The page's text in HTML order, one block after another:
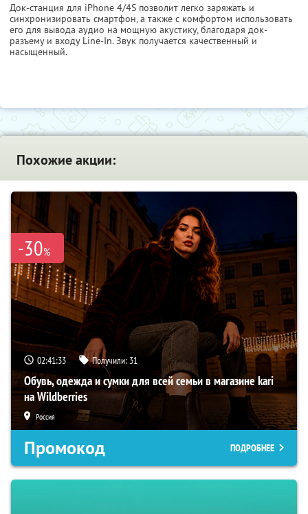
Док-станция для iPhone 4/4S позволит легко заряжать и
синхронизировать смартфон, а также с комфортом использовать
его для вывода аудио на мощную акустику, благодаря док-
разъему и входу Line-In. Звук получается качественный и
насыщенный.
Похожие акции:
-30%
02:41:32 Получили: 31
Обувь, одежда и сумки для всей семьи в магазине kari
на Wildberries
Россия
Промокод ПОДРОБНЕЕ